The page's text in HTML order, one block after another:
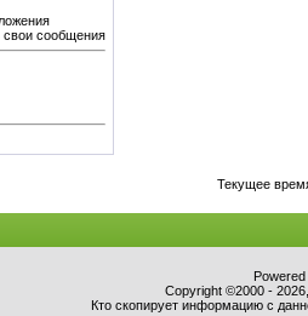
свои сообщения
Текущее
Copyright ©2000 -
Кто скопирует информацию с